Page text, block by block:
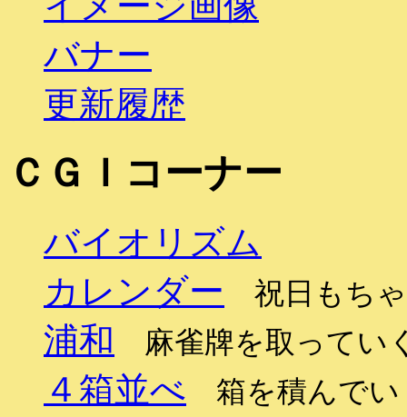
バナー
更新履歴
ＣＧＩコーナー
バイオリズム
カレンダー 祝日もちゃ
浦和 麻雀牌を取ってい
４箱並べ 箱を積んでい